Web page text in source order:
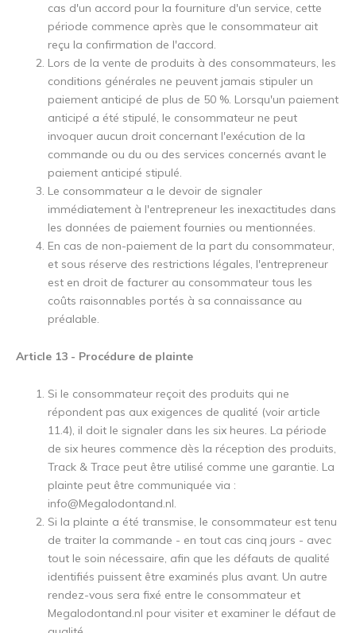
cas d'un accord pour la fourniture d'un service, cette
période commence après que le consommateur ait
reçu la confirmation de l'accord.
Lors de la vente de produits à des consommateurs, les
conditions générales ne peuvent jamais stipuler un
paiement anticipé de plus de 50 %. Lorsqu'un paiement
anticipé a été stipulé, le consommateur ne peut
invoquer aucun droit concernant l'exécution de la
commande ou du ou des services concernés avant le
paiement anticipé stipulé.
Le consommateur a le devoir de signaler
immédiatement à l'entrepreneur les inexactitudes dans
les données de paiement fournies ou mentionnées.
En cas de non-paiement de la part du consommateur,
et sous réserve des restrictions légales, l'entrepreneur
est en droit de facturer au consommateur tous les
coûts raisonnables portés à sa connaissance au
préalable.
Article 13 - Procédure de plainte
Si le consommateur reçoit des produits qui ne
répondent pas aux exigences de qualité (voir article
11.4), il doit le signaler dans les six heures. La période
de six heures commence dès la réception des produits,
Track & Trace peut être utilisé comme une garantie. La
plainte peut être communiquée via :
info@Megalodontand.nl.
Si la plainte a été transmise, le consommateur est tenu
de traiter la commande - en tout cas cinq jours - avec
tout le soin nécessaire, afin que les défauts de qualité
identifiés puissent être examinés plus avant. Un autre
rendez-vous sera fixé entre le consommateur et
Megalodontand.nl pour visiter et examiner le défaut de